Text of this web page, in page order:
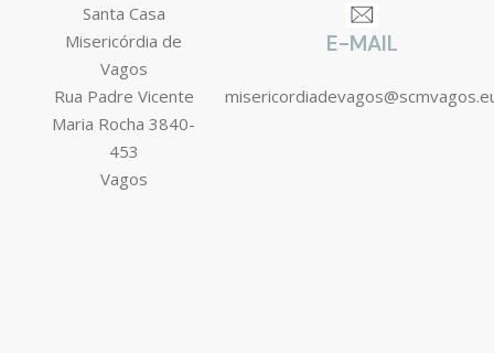
Santa Casa
Misericórdia de
Vagos
Rua Padre Vicente
Maria Rocha 3840-
453
Vagos
E-MAIL